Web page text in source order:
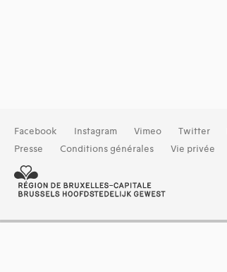
Facebook Instagram Vimeo Twitter
Presse
Conditions générales Vie privée